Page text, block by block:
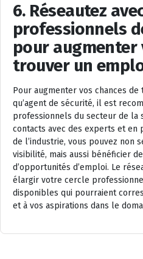
6. Réseautez
professionnels
pour augmenter
trouver un
Pour augmenter vos chances
qu’agent de sécurité, il est
professionnels du secteur de la
contacts avec des experts et en
de l’industrie, vous pouvez non
visibilité, mais aussi bénéficier
d’opportunités d’emploi. Le
élargir votre cercle
disponibles qui pourraient
et à vos aspirations dans le